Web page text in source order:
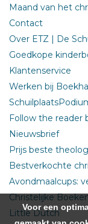
Maand van het
Contact
Over ETZ | De
Goedkope
Klantenservice
Werken bij
Follow the reader
Nieuwsbrief
Prijs beste
Bestverkochte
Avondmaalcups:
Christelijke
Little Dutch
Voor een